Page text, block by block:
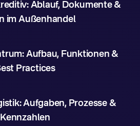
Ablauf, Dokumente &
im Außenhandel
Aufbau, Funktionen &
Practices
Aufgaben, Prozesse &
Kennzahlen